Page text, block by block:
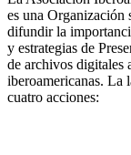
es una
difundir la
y estrategias de
de archivos digitales
iberoamericanas. La
cuatro acciones: